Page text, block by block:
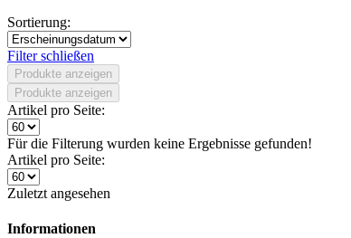
Sortierung:
Filter schließen
Produkte anzeigen
Produkte anzeigen
Artikel pro Seite:
Für die Filterung wurden keine Ergebnisse gefunden!
Artikel pro Seite:
Zuletzt angesehen
Informationen